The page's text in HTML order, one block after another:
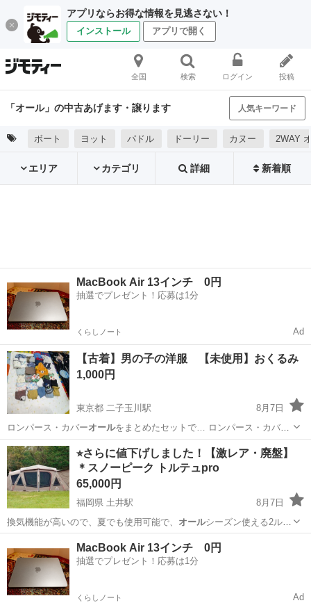
アプリならお得な情報を見逃さない！
インストール アプリで開く
全国 検索 ログイン 投稿
「オール」の中古あげます・譲ります 人気キーワード
ボート ヨット パドル ドーリー カヌー 2WAY
エリア カテゴリ 詳細 新着順
MacBook Air 13インチ 0円
抽選でプレゼント！応募は1分
くらしノート Ad
【古着】男の子の洋服 【未使用】おくるみ
1,000円
東京都 二子玉川駅
8月7日
ロンパース・カバーオールをまとめたセットで… ロンパース・カバー
オールまとめ売り - 内… マフード付きカバーオールを含む複数枚セッ
ト…
東京 世田谷区 二子玉川駅 ベビー用品
⭐︎さらに値下げしました！【激レア・廃盤】
＊スノーピーク トルテュpro
65,000円
福岡県 土井駅
8月7日
換気機能が高いので、夏でも使用可能で、 オールシーズン使える2ルー
ムテントです 3フ…
スポーツ スノーピーク
MacBook Air 13インチ 0円
抽選でプレゼント！応募は1分
くらしノート Ad